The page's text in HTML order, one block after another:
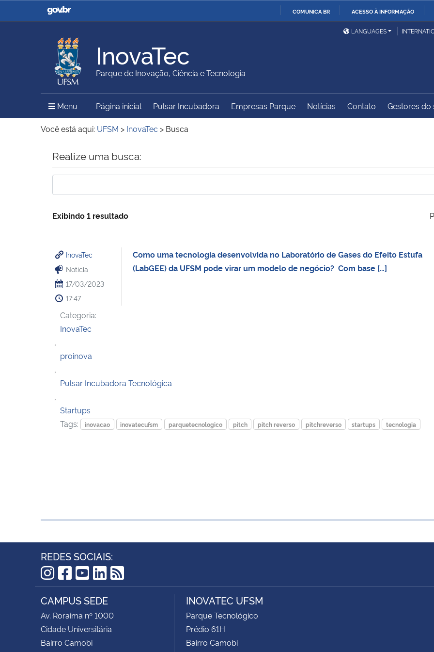
COMUNICA BR ACESSO À INFORMAÇÃO
Casa Civil
Ministério da Justiça e
Ministério da Defesa
Ministério das Relações
Exteriores
Ministério da Agricultura,
Pecuária e Abastecimento
Ministério da Educação
Ministério do Meio Ambiente Ministério do Turismo
Ministério do
Controladoria-Geral da
LANGUAGES
InovaTec
Parque de Inovação, Ciência e Tecnologia
Menu Menu Principal do Sítio
Página inicial Pulsar Incubadora Empresas Parque Notícias Contato Gestores do
Você está aqui: UFSM > InovaTec > Busca
Início do conteúdo
Realize uma busca:
Exibindo 1 resultado
InovaTec
Notícia
17/03/2023
17:47
Como uma tecnologia desenvolvida no Laboratório de Gases do Efeito Estufa
(LabGEE) da UFSM pode virar um modelo de negócio? Com base […]
Categoria:
InovaTec
,
proinova
,
Pulsar Incubadora Tecnológica
,
Startups
Tags:
inovacao inovatecufsm parquetecnologico pitch pitch reverso pitchreverso startups tecnologia
REDES SOCIAIS:
Instagram
Facebook
YouTube
LinkedIn
RSS
CAMPUS SEDE
Av. Roraima nº 1000
Cidade Universitária
Bairro Camobi
INOVATEC UFSM
Parque Tecnológico
Prédio 61H
Bairro Camobi